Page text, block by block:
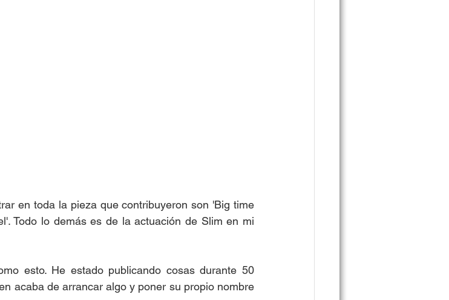
en toda la pieza que contribuyeron son 'Big time
Todo lo demás es de la actuación de Slim en mi
esto. He estado publicando cosas durante 50
acaba de arrancar algo y poner su propio nombre